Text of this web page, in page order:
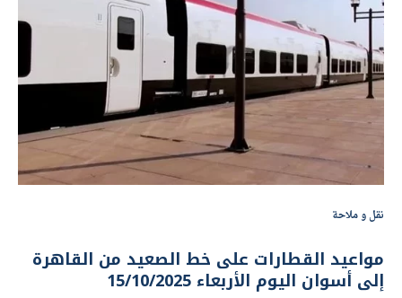
نقل و ملاحة
مواعيد القطارات على خط الصعيد من القاهرة
إلى أسوان اليوم الأربعاء 15/10/2025